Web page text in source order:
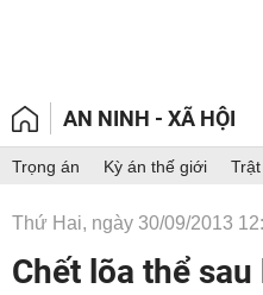
AN NINH - XÃ HỘI
Trọng án Kỳ án thế giới
Thứ Hai, ngày 30/09/2013
Chết lõa thể